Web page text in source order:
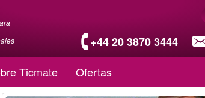
+44 20 3870 3444
Ticmate Ofertas